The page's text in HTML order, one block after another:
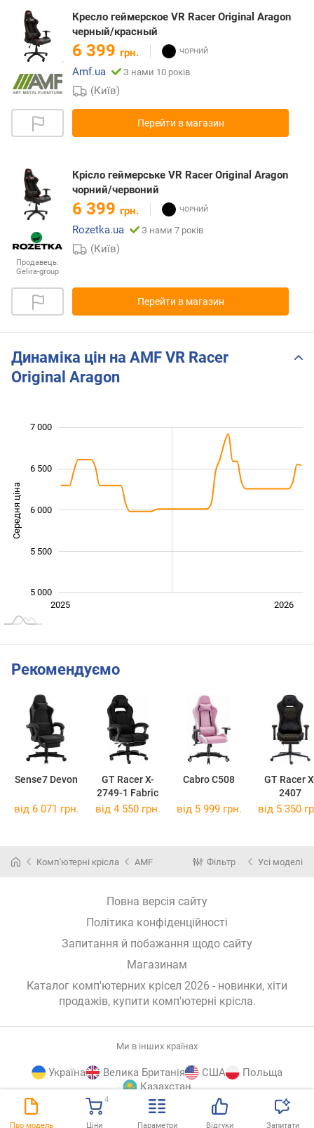
Про модель Ціни
4
Параметри Відгуки Запитати
Кресло геймерское VR Racer Original Aragon
черный/красный
6 399 грн.
Amf.ua
З нами 10 років
(Київ)
Перейти в магазин
Продавець:
Gelira-group
Крісло геймерське VR Racer Original Aragon
чорний/червоний
6 399 грн.
Rozetka.ua
З нами 7 років
(Київ)
Перейти в магазин
Динаміка цін на AMF VR Racer
Original Aragon
Середня ціна 5 400
5 000
6 000
7 000
6 500
5 500
L
Лип.
2027 2026
2025
Рекомендуємо
Sense7 Devon
GT Racer X-
2749-1 Fabric
Cabro C508
GT Racer
2407
від 6 071 грн. від 4 550 грн. від 5 999 грн. від 5 350
Комп'ютерні крісла AMF Фільтр Усі моделі
Повна версія сайту
Політика конфіденційності
Запитання й побажання щодо сайту
Магазинам
Каталог комп'ютерних крісел 2026 - новинки, хіти
продажів, купити комп'ютерні крісла.
Ми в інших країнах
Україна Велика Британія США
Польща
Казахстан
© E-Katalog, 2026 ВГОРУ